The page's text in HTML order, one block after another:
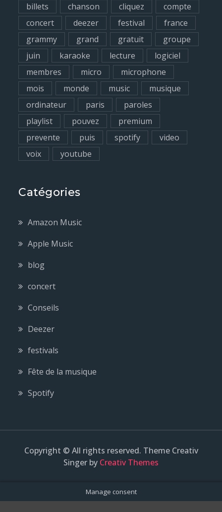
billets
chanson cliquez
compte
concert
deezer festival
france
grammy
grand gratuit
groupe
juin
karaoke lecture
logiciel
membres
micro
microphone
mois
monde music
musique
ordinateur
paris
paroles
playlist
pouvez
premium
prevente
puis spotify
video
voix
youtube
Catégories
Amazon Music
Apple Music
blog
concert
Conseils
Deezer
festivals
Fête de la musique
Spotify
Copyright © All rights reserved. Theme Creativ
Singer by Creativ Themes
Manage consent